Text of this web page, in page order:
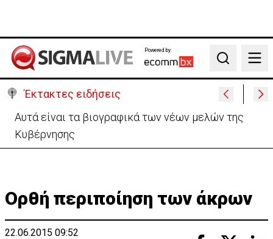
Powered by:
Search
Έκτακτες ειδήσεις
Χειροπέδες σε 37χρονο-Παρίστανε τον εισαγωγέα
αυτοκινήτων και άρπαξε €827,400
Ορθή περιποίηση των άκρων
22.06.2015 09:52